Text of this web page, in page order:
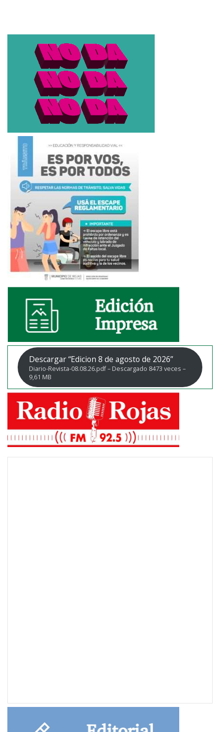
Descargar “Edicion 8 de agosto de 2026”
Diario-Revista-08.08.26.pdf – Descargado 8473 veces –
9,61 MB